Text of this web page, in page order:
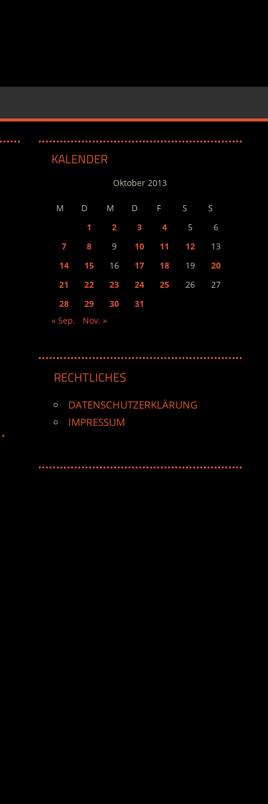
KALENDER
Oktober 2013
M D M D F S
S
1
2 3 4 5
6
7
8 9 10 11 12
13
14
15 16 17 18 19
20
21
22 23 24 25 26
27
28
29 30
31
« Sep.
Nov. »
RECHTLICHES
DATENSCHUTZERKLÄRUNG
IMPRESSUM